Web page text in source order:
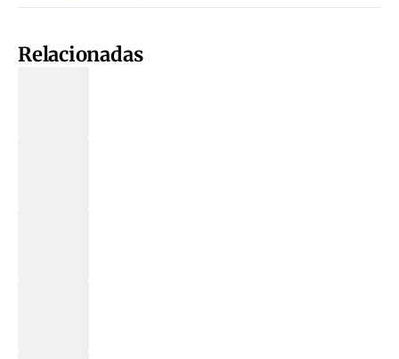
Relacionadas